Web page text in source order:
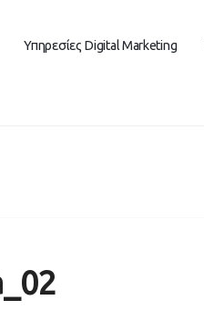
Υπηρεσίες Digital Marketing